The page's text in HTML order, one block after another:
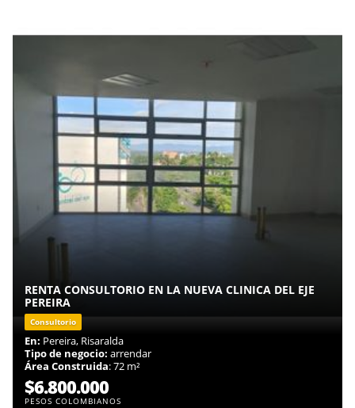
RENTA CONSULTORIO EN LA NUEVA CLINICA DEL EJE
PEREIRA
Consultorio
En: Pereira, Risaralda
Tipo de negocio: arrendar
Área Construida: 72 m²
$6.800.000
PESOS COLOMBIANOS